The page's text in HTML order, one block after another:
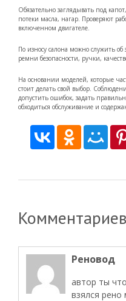
Обязательно заглядывать под
потеки масла, нагар. Проверяют
включенном двигателе.
По износу салона можно служить об
ремни безопасности, ручки,
На основании моделей, которые
стоит делать свой выбор.
допустить ошибок, задать
обходиться обслуживание и
Реновод
автор ты
взялся рено